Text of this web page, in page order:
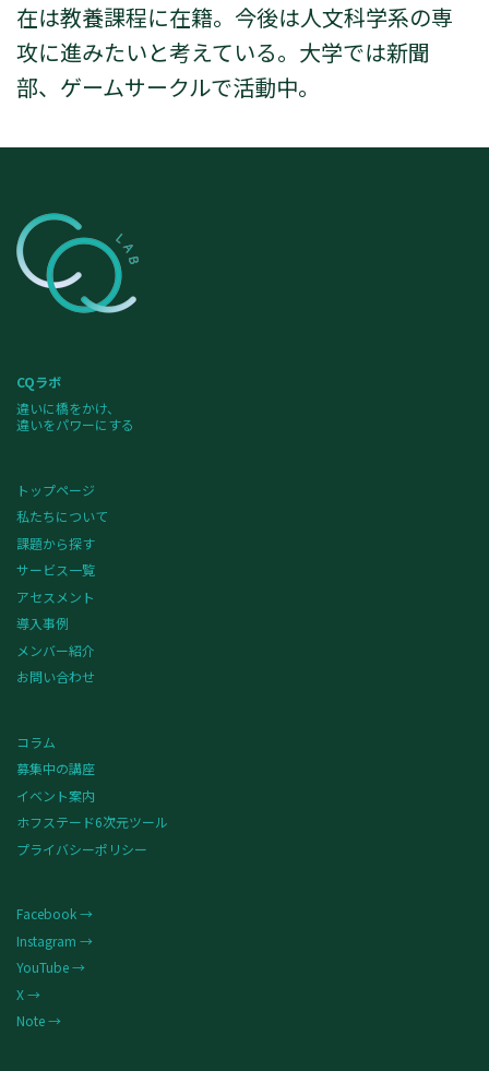
在は教養課程に在籍。今後は人文科学系の専
攻に進みたいと考えている。大学では新聞
部、ゲームサークルで活動中。
CQラボ
違いに橋をかけ、
違いをパワーにする
トップページ
私たちについて
課題から探す
サービス一覧
アセスメント
導入事例
メンバー紹介
お問い合わせ
コラム
募集中の講座
イベント案内
ホフステード6次元ツール
プライバシーポリシー
Facebook →
Instagram →
YouTube →
X →
Note →